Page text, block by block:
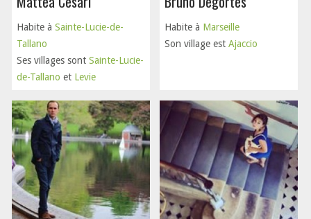
Habite à Sainte-Lucie-de-
Tallano
Ses villages sont Sainte-Lucie-
de-Tallano et Levie
Habite à Marseille
Son village est Ajaccio